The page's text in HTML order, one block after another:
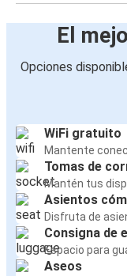
El
Opciones
WiFi gratuito
Mantente
Tomas de
Mantén tus
Asientos
Disfruta de
Consigna de
Espacio para
Aseos